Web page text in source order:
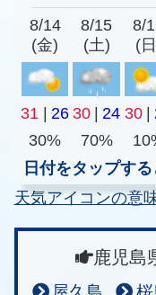
8/14
(金)
8/15
(土)
8/
(
31 26 30 24 30
30%
70%
日付をタップす
天気アイコンの意
鹿児島